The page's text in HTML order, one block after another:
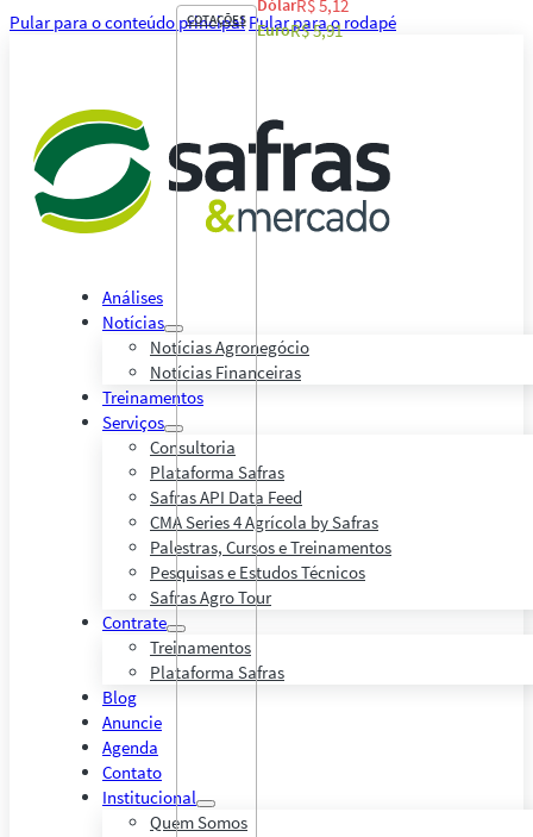
Pular para o conteúdo principal Pular para o rodapé
Análises
Notícias
Notícias Agronegócio
Notícias Financeiras
Treinamentos
Serviços
Consultoria
Plataforma Safras
Safras API Data Feed
CMA Series 4 Agrícola by Safras
Palestras, Cursos e Treinamentos
Pesquisas e Estudos Técnicos
Safras Agro Tour
Contrate
Treinamentos
Plataforma Safras
Blog
Anuncie
Agenda
Contato
Institucional
Quem Somos
COTAÇÕES
DólarR$ 5,12
EuroR$ 5,91